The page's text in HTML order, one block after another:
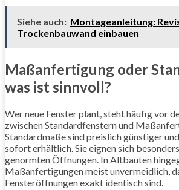
Siehe auch: Montageanleitung:
Trockenbauwand einbauen
Maßanfertigung oder
was ist sinnvoll?
Wer neue Fenster plant, steht häufig vor
zwischen Standardfenstern und
Standardmaße sind preislich günstiger
sofort erhältlich. Sie eignen sich
genormten Öffnungen. In Altbauten
Maßanfertigungen meist unvermeidlich,
Fensteröffnungen exakt identisch sind.